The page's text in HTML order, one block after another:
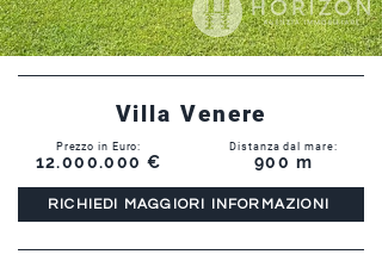
Villa Venere
Prezzo in Euro:
12.000.000 €
Distanza dal mare:
900 m
RICHIEDI MAGGIORI INFORMAZIONI